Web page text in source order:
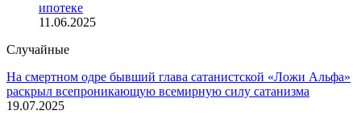
ипотеке
11.06.2025
Случайные
На смертном одре бывший глава сатанистской «Ложи Альфа»
раскрыл всепроникающую всемирную силу сатанизма
19.07.2025